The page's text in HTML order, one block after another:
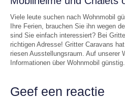
Viele leute suchen nach Wohnmobil
Ihre Ferien, brauchen Sie ihn wegen
sind Sie einfach interessiert? Bei
richtigen Adresse! Gritter Caravans
riesen Ausstellungsraum. Auf unserer
Informationen über Wohnmobil günstig.
Geef een reactie